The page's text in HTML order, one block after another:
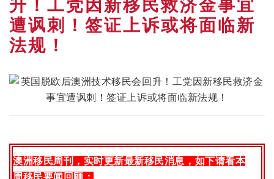
升！工党因新移民救济金事宜
遭讽刺！签证上诉或将面临新
法规！
澳洲移民周刊，实时更新最新移民消息，如下请看本
周移民要闻回顾：